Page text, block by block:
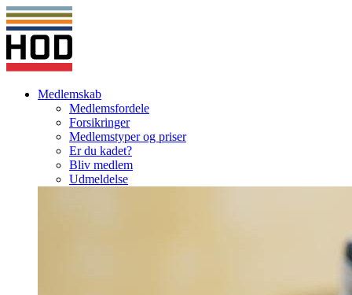
Medlemskab
Medlemsfordele
Forsikringer
Medlemstyper og priser
Er du kadet?
Bliv medlem
Udmeldelse